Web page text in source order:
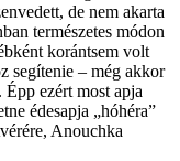
de nem akarta
természetes módon
korántsem volt
segítenie – még akkor
ezért most apja
édesapja „hóhéra”
Anouchka